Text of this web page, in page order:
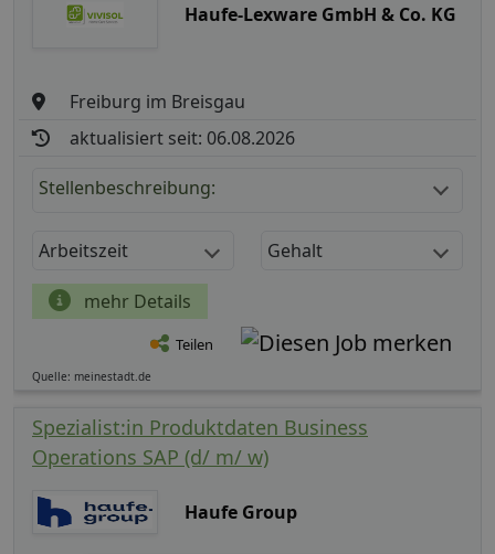
Haufe-Lexware GmbH & Co. KG
Freiburg im Breisgau
aktualisiert seit: 06.08.2026
Stellenbeschreibung:
Arbeitszeit Gehalt
mehr Details
Teilen
Quelle: meinestadt.de
Spezialist:in Produktdaten Business
Operations SAP (d/ m/ w)
Haufe Group